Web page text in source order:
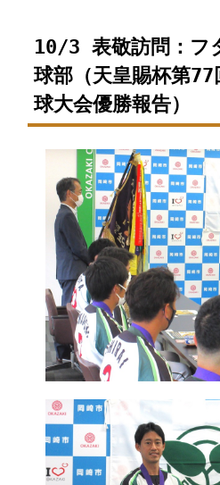
10/3 表敬訪問：フ
球部（天皇賜杯第
球大会優勝報告）